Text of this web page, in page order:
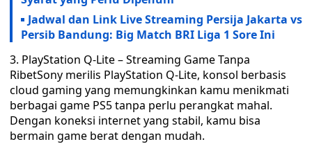
Jadwal dan Link Live Streaming Persija Jakarta vs
Persib Bandung: Big Match BRI Liga 1 Sore Ini
3. PlayStation Q-Lite – Streaming Game Tanpa
RibetSony merilis PlayStation Q-Lite, konsol berbasis
cloud gaming yang memungkinkan kamu menikmati
berbagai game PS5 tanpa perlu perangkat mahal.
Dengan koneksi internet yang stabil, kamu bisa
bermain game berat dengan mudah.